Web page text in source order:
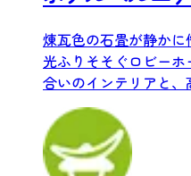
煉瓦色の石畳が静か
光ふりそそぐロビー
合いのインテリアと
した空間を演出します